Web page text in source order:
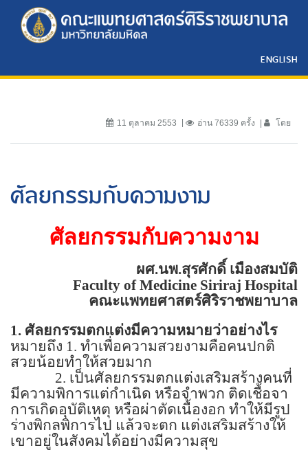
ENGLISH
11 ตุลาคม 2553 อ่าน 76339 ครั้ง โดย
ศัลยกรรมกับความงาม
ศัลยกรรมกับความงาม
ผศ.นพ.สุรศักดิ์ เมืองสมบัติ
Faculty ofMedicine Siriraj Hospital
คณะแพทยศาสตร์ศิริราชพยาบาล
1. ศัลยกรรมตกแต่งมีความหมายว่าอย่างไร
หมายถึง 1. ทำเพื่อความสวยงามคือคนปกติ
สวยน้อยทำให้สวยมาก
2. เป็นศัลยกรรมตกแต่งเสริมสร้างคนที่
มีความพิการแต่กำเนิด หรือจำพวก ติดเชื้อจา
การเกิดอุบัติเหตุ หรือผ่าตัดเนื้องอก ทำให้มีรูป
ร่างพิกลพิการไป แล้วจะตก แต่งเสริมสร้างให้
เขาอยู่ในสังคมได้อย่างมีความสุข